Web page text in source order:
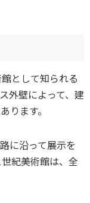
として知られる
外壁によって、建
ります。
に沿って展示を
紀美術館は、全